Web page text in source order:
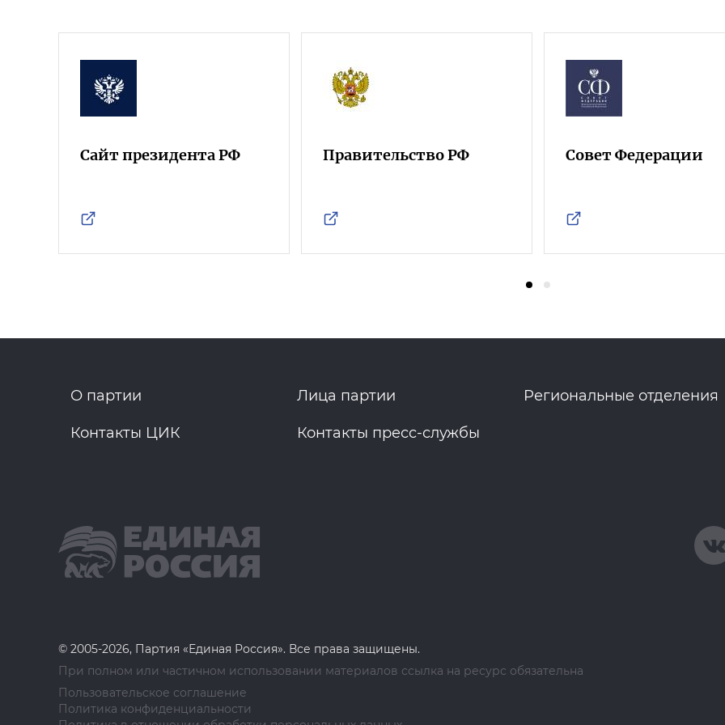
Сайт президента РФ Правительство РФ Совет Федерации
О партии Лица партии Региональные отделения
Контакты ЦИК Контакты пресс-службы
© 2005-2026, Партия «Единая Россия». Все права защищены.
При полном или частичном использовании материалов ссылка на ресурс обязательна
Пользовательское соглашение
Политика конфиденциальности